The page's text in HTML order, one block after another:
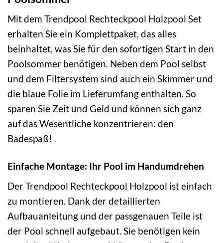
Mit dem Trendpool Rechteckpool Holzpool Set
erhalten Sie ein Komplettpaket, das alles
beinhaltet, was Sie für den sofortigen Start in den
Poolsommer benötigen. Neben dem Pool selbst
und dem Filtersystem sind auch ein Skimmer und
die blaue Folie im Lieferumfang enthalten. So
sparen Sie Zeit und Geld und können sich ganz
auf das Wesentliche konzentrieren: den
Badespaß!
Einfache Montage: Ihr Pool im Handumdrehen
Der Trendpool Rechteckpool Holzpool ist einfach
zu montieren. Dank der detaillierten
Aufbauanleitung und der passgenauen Teile ist
der Pool schnell aufgebaut. Sie benötigen kein